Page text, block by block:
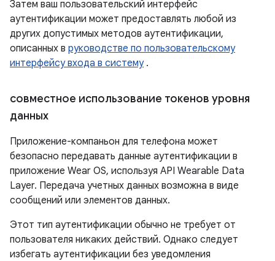
Затем ваш пользовательский интерфейс
аутентификации может предоставлять любой из
других допустимых методов аутентификации,
описанных в руководстве по пользовательскому
интерфейсу входа в систему.
совместное использование токенов уровня
данных
Приложение-компаньон для телефона может
безопасно передавать данные аутентификации в
приложение Wear OS, используя API Wearable Data
Layer. Передача учетных данных возможна в виде
сообщений или элементов данных.
Этот тип аутентификации обычно не требует от
пользователя никаких действий. Однако следует
избегать аутентификации без уведомления